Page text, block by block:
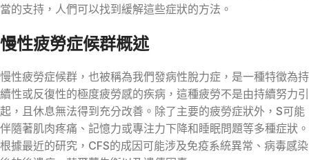
當的支持，人們可以找到緩解這些症狀的方法。
慢性疲勞症候群概述
慢性疲勞症候群，也被稱為我們發病性脫力症，是一種特徵為持
續性或反復性的極度疲勞感的疾病，這種疲勞不是由持續努力引
起，且休息無法得到充分改善。除了主要的疲勞症狀外，S可能
伴隨著肌肉疼痛、記憶力或專注力下降和睡眠問題等多種症狀。
根據最近的研究，CFS的成因可能涉及免疫系統異常、病毒感染